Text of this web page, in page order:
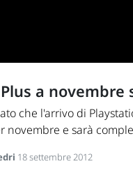
a novembre
che l'arrivo di
novembre e sarà
18 settembre 2012